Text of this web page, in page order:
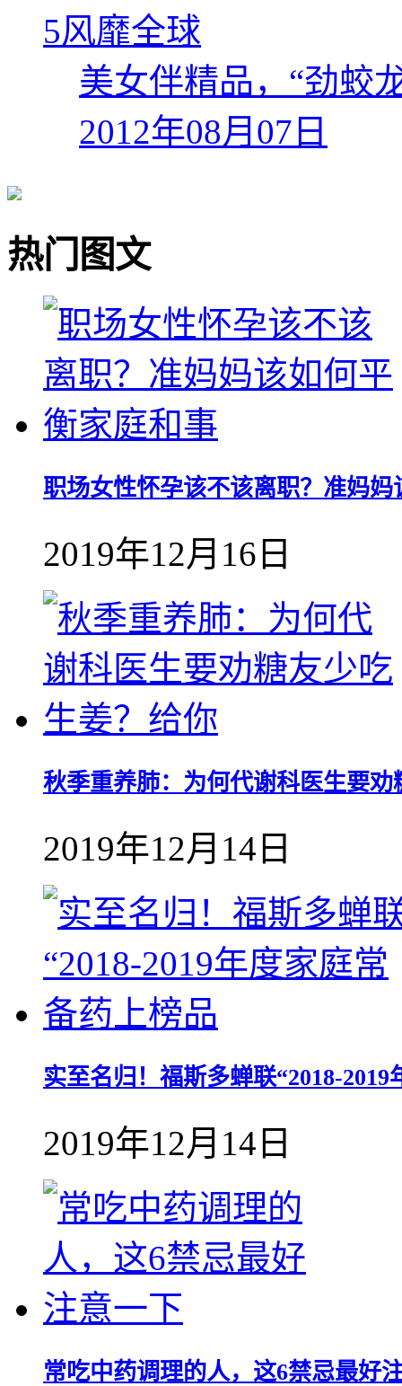
5
美女伴精品，“劲蛟
2012年08月07日
热门图文
职场女性怀孕该不该离职？准妈
2019年12月16日
秋季重养肺：为何代谢科医生要
2019年12月14日
实至名归！福斯多蝉联“2018-
2019年12月14日
常吃中药调理的人，这6禁忌最好